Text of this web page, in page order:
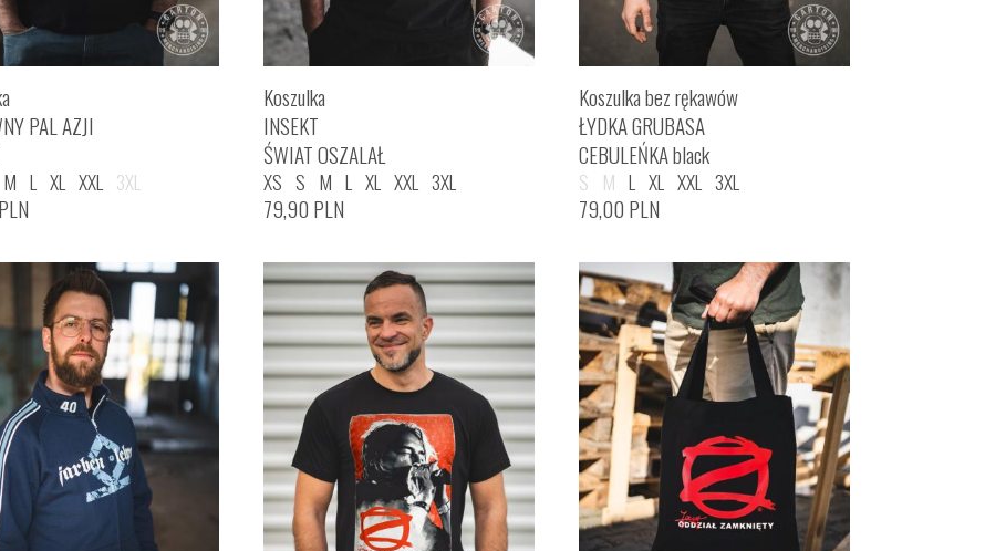
PAL AZJI
M L XL XXL 3XL
PLN
Koszulka
INSEKT
ŚWIAT OSZALAŁ
XS S M L XL XXL 3XL
79,90 PLN
Koszulka bez rękawów
ŁYDKA GRUBASA
CEBULEŃKA black
S M L XL XXL 3XL
79,00 PLN